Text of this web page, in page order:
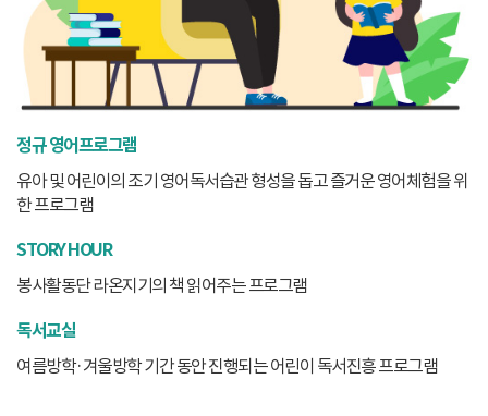
정규 영어프로그램
유아 및 어린이의 조기 영어독서습관 형성을 돕고 즐거운 영어체험을 위
한 프로그램
STORY HOUR
봉사활동단 라온지기의 책 읽어주는 프로그램
독서교실
여름방학·겨울방학 기간 동안 진행되는 어린이 독서진흥 프로그램